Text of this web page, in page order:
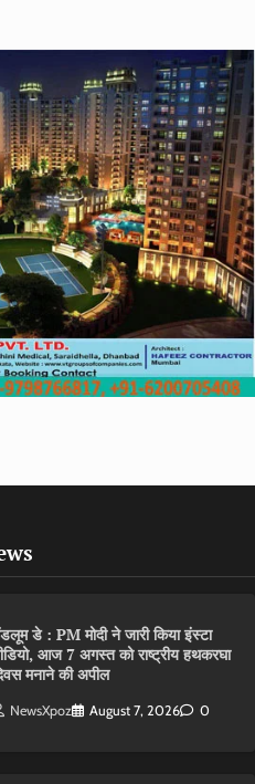
डे : PM मोदी ने जारी किया इंस्टा
आज 7 अगस्त को राष्ट्रीय हथकरघा
मनाने की अपील
NewsXpoz August 7, 2026 0